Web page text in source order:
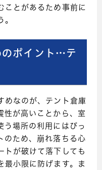
ことがあるため事前に
。
のポイント…テ
めなのが、テント倉庫
性が高いことから、室
う場所の利用にはぴっ
のため、崩れ落ちる心
トが破けて落下しても
最小限に防げます。ま